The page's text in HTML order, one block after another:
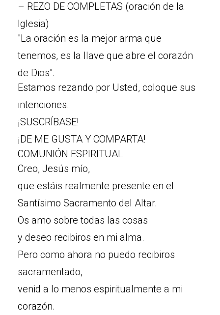
– REZO DE COMPLETAS (oración de la
Iglesia)
"La oración es la mejor arma que
tenemos, es la llave que abre el corazón
de Dios".
Estamos rezando por Usted, coloque sus
intenciones.
¡SUSCRÍBASE!
¡DE ME GUSTA Y COMPARTA!
COMUNIÓN ESPIRITUAL
Creo, Jesús mío,
que estáis realmente presente en el
Santísimo Sacramento del Altar.
Os amo sobre todas las cosas
y deseo recibiros en mi alma.
Pero como ahora no puedo recibiros
sacramentado,
venid a lo menos espiritualmente a mi
corazón.